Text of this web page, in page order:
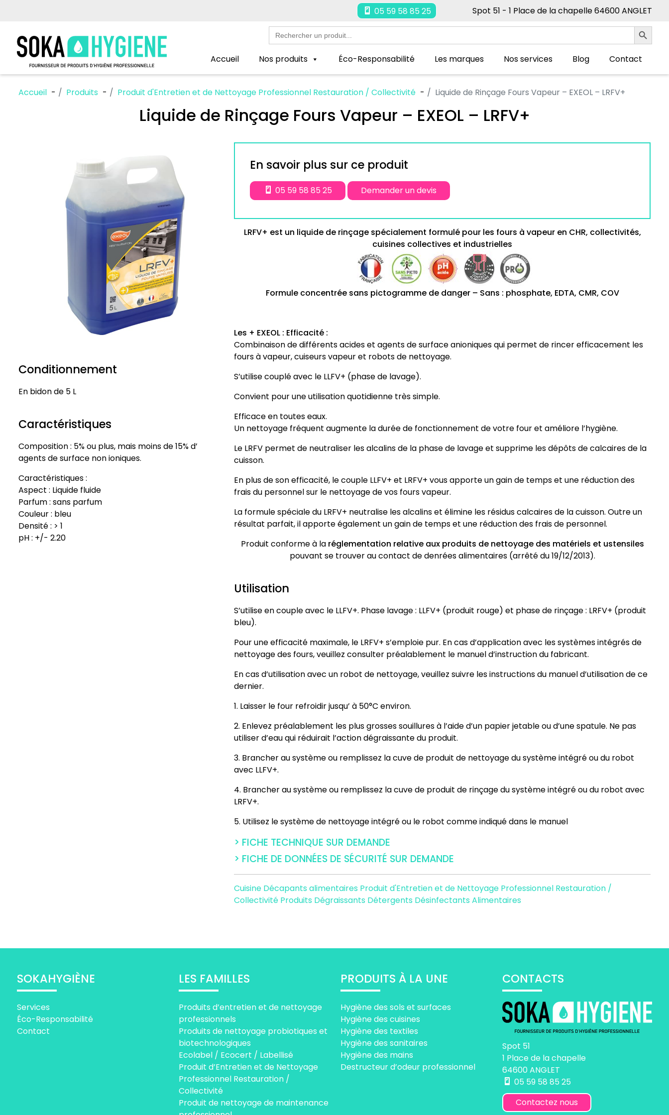
05 59 58 85 25
Spot 51 - 1 Place de la chapelle 64600 ANGLET
Search
for:
Search Button
Accueil Nos produits Éco-Responsabilité Les marques Nos services Blog Contact
Accueil Produits Produit d'Entretien et de Nettoyage Professionnel Restauration / Collectivité Liquide de Rinçage Fours Vapeur – EXEOL – LRFV+
Liquide de Rinçage Fours Vapeur – EXEOL – LRFV+
Conditionnement
En bidon de 5 L
Caractéristiques
Composition : 5% ou plus, mais moins de 15% d’
agents de surface non ioniques.
Caractéristiques :
Aspect : Liquide fluide
Parfum : sans parfum
Couleur : bleu
Densité : > 1
pH : +/- 2.20
En savoir plus sur ce produit
05 59 58 85 25 Demander un devis
LRFV+ est un liquide de rinçage spécialement formulé pour les fours à vapeur en CHR, collectivités,
cuisines collectives et industrielles
Formule concentrée sans pictogramme de danger – Sans : phosphate, EDTA, CMR, COV
Les + EXEOL : Efficacité :
Combinaison de différents acides et agents de surface anioniques qui permet de rincer efficacement les
fours à vapeur, cuiseurs vapeur et robots de nettoyage.
S’utilise couplé avec le LLFV+ (phase de lavage).
Convient pour une utilisation quotidienne très simple.
Efficace en toutes eaux.
Un nettoyage fréquent augmente la durée de fonctionnement de votre four et améliore l’hygiène.
Le LRFV permet de neutraliser les alcalins de la phase de lavage et supprime les dépôts de calcaires de la
cuisson.
En plus de son efficacité, le couple LLFV+ et LRFV+ vous apporte un gain de temps et une réduction des
frais du personnel sur le nettoyage de vos fours vapeur.
La formule spéciale du LRFV+ neutralise les alcalins et élimine les résidus calcaires de la cuisson. Outre un
résultat parfait, il apporte également un gain de temps et une réduction des frais de personnel.
Produit conforme à la réglementation relative aux produits de nettoyage des matériels et ustensiles
pouvant se trouver au contact de denrées alimentaires (arrêté du 19/12/2013).
Utilisation
S’utilise en couple avec le LLFV+. Phase lavage : LLFV+ (produit rouge) et phase de rinçage : LRFV+ (produit
bleu).
Pour une efficacité maximale, le LRFV+ s’emploie pur. En cas d’application avec les systèmes intégrés de
nettoyage des fours, veuillez consulter préalablement le manuel d’instruction du fabricant.
En cas d’utilisation avec un robot de nettoyage, veuillez suivre les instructions du manuel d’utilisation de ce
dernier.
1. Laisser le four refroidir jusqu’ à 50°C environ.
2. Enlevez préalablement les plus grosses souillures à l’aide d’un papier jetable ou d’une spatule. Ne pas
utiliser d’eau qui réduirait l’action dégraissante du produit.
3. Brancher au système ou remplissez la cuve de produit de nettoyage du système intégré ou du robot
avec LLFV+.
4. Brancher au système ou remplissez la cuve de produit de rinçage du système intégré ou du robot avec
LRFV+.
5. Utilisez le système de nettoyage intégré ou le robot comme indiqué dans le manuel
> FICHE TECHNIQUE SUR DEMANDE
> FICHE DE DONNÉES DE SÉCURITÉ SUR DEMANDE
Cuisine Décapants alimentaires Produit d'Entretien et de Nettoyage Professionnel Restauration /
Collectivité Produits Dégraissants Détergents Désinfectants Alimentaires
SOKAHYGIÈNE
Services
Éco-Responsabilité
Contact
LES FAMILLES
Produits d’entretien et de nettoyage
professionnels
Produits de nettoyage probiotiques et
biotechnologiques
Ecolabel / Ecocert / Labellisé
Produit d’Entretien et de Nettoyage
Professionnel Restauration /
Collectivité
Produit de nettoyage de maintenance
PRODUITS À LA UNE
Hygiène des sols et surfaces
Hygiène des cuisines
Hygiène des textiles
Hygiène des sanitaires
Hygiène des mains
Destructeur d’odeur professionnel
CONTACTS
Spot 51
1 Place de la chapelle
64600 ANGLET
05 59 58 85 25
Contactez nous